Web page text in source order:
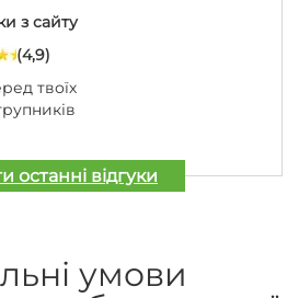
з сайту
(4,9)
твоїх
останні відгуки
умови